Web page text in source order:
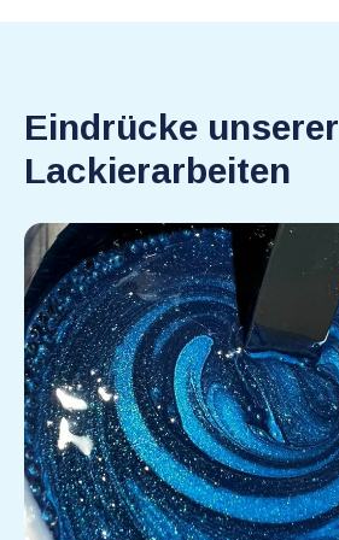
Eindrücke unserer
Lackierarbeiten